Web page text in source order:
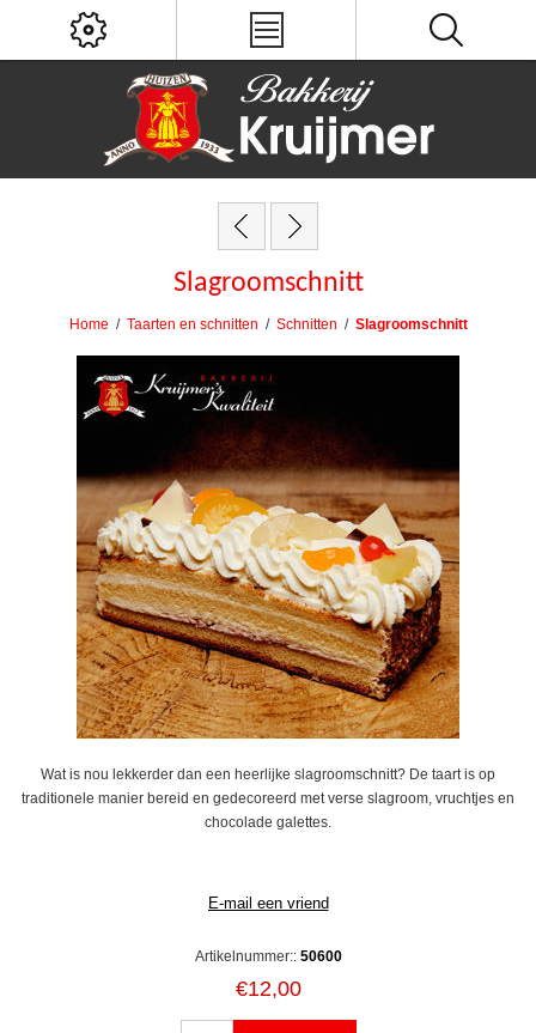
Slagroomschnitt
Home / Taarten en schnitten / Schnitten / Slagroomschnitt
Wat is nou lekkerder dan een heerlijke slagroomschnitt? De taart is op
traditionele manier bereid en gedecoreerd met verse slagroom, vruchtjes en
chocolade galettes.
Artikelnummer:: 50600
€12,00